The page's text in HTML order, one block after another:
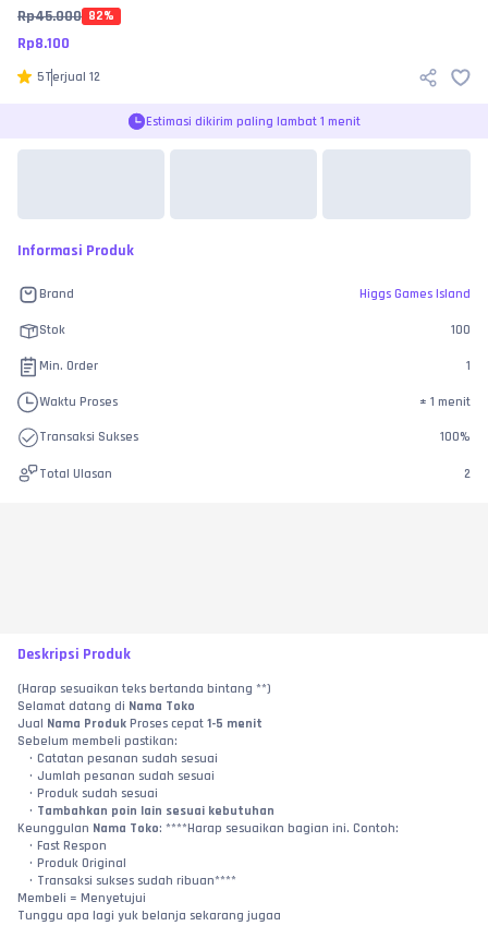
Rp45.000 82%
Rp8.100
5Terjual 12
Estimasi dikirim paling lambat 1 menit
Informasi Produk
Brand Higgs Games Island
Stok 100
Min. Order 1
Waktu Proses ± 1 menit
Transaksi Sukses 100%
Total Ulasan 2
Deskripsi Produk
(Harap sesuaikan teks bertanda bintang **)
Selamat datang di Nama Toko
Jual Nama Produk Proses cepat 1-5 menit
Sebelum membeli pastikan:
Catatan pesanan sudah sesuai
Jumlah pesanan sudah sesuai
Produk sudah sesuai
Tambahkan poin lain sesuai kebutuhan
Keunggulan Nama Toko: ****Harap sesuaikan bagian ini. Contoh:
Fast Respon
Produk Original
Transaksi sukses sudah ribuan****
Membeli = Menyetujui
Tunggu apa lagi yuk belanja sekarang jugaa